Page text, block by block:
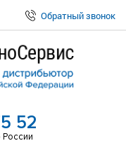
Обратный звонок
52
России